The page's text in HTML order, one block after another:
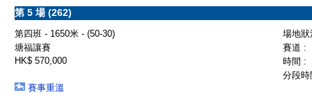
第 5 場 (262)
第四班 - 1650米 - (50-30)
場地
塘福讓賽
賽道 :
HK$ 570,000
時間 :
分段
賽事重溫